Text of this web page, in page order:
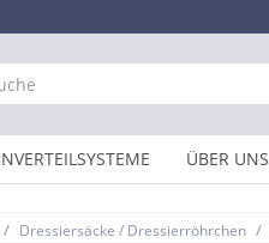
ÜBER UNS
/ Dressiersäcke / Dressierröhrchen /